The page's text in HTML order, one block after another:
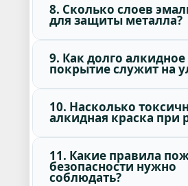
8. Сколько слоев
для защиты металла?
9. Как долго алкидное
покрытие служит на
10. Насколько
алкидная краска при
11. Какие правила
безопасности нужно
соблюдать?